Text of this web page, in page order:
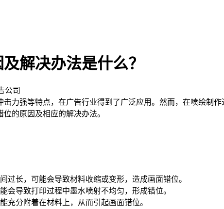
解决办法是什么？
公司
强等特点，在广告行业得到了广泛应用。然而，在喷绘制作
的原因及相应的解决办法。
过长，可能会导致材料收缩或变形，造成画面错位。
会导致打印过程中墨水喷射不均匀，形成错位。
充分附着在材料上，从而引起画面错位。